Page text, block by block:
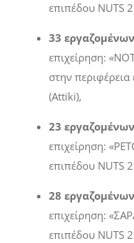
επιπέδου NUTS 2
33 εργαζομένων
επιχείρηση:
στην περιφέρεια
(Attiki),
23 εργαζομένων
επιχείρηση: «PET
επιπέδου NUTS 2
28 εργαζομένων
επιχείρηση:
επιπέδου NUTS 2